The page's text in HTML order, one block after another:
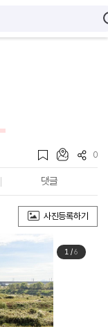
0
댓글
사진등록하기
1/6